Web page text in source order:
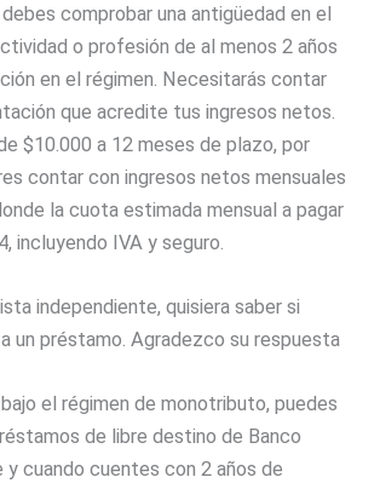
comprobar una antigüedad en el
o profesión de al menos 2 años
en el régimen. Necesitarás contar
que acredite tus ingresos netos.
$10.000 a 12 meses de plazo, por
contar con ingresos netos mensuales
la cuota estimada mensual a pagar
incluyendo IVA y seguro.
independiente, quisiera saber si
un préstamo. Agradezco su respuesta
el régimen de monotributo, puedes
de libre destino de Banco
y cuando cuentes con 2 años de